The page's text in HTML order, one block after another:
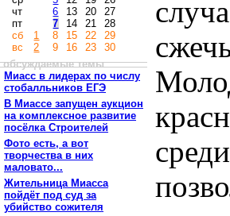
чт
пт
сб
вс
1
2
6
7
8
9
13
14
15
16
20
21
22
23
27
28
29
30
обсуждаемые темы
Миасс в лидерах по числу
стобалльников ЕГЭ
В Миассе запущен аукцион
на комплексное развитие
посёлка Строителей
Фото есть, а вот
творчества в них
маловато...
Жительница Миасса
пойдёт под суд за
убийство сожителя